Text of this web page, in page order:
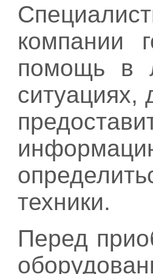
компании
помощь в
ситуациях,
техники.
Перед